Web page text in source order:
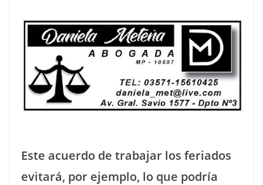
Este acuerdo de trabajar los feriados
evitará, por ejemplo, lo que podría